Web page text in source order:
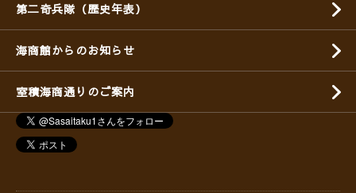
第二奇兵隊（歴史年表）
海商館からのお知らせ
室積海商通りのご案内